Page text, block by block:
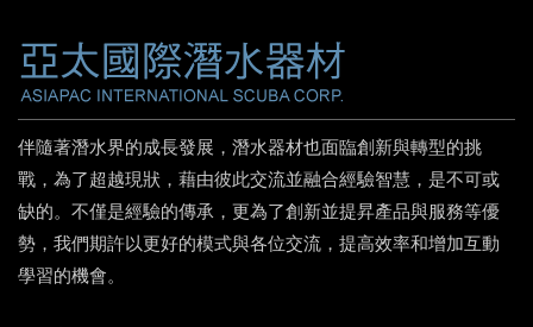
伴隨著潛水界的成長發展，潛水器材也面臨創新與轉型的挑
戰，為了超越現狀，藉由彼此交流並融合經驗智慧，是不可或
缺的。不僅是經驗的傳承，更為了創新並提昇產品與服務等優
勢，我們期許以更好的模式與各位交流，提高效率和增加互動
學習的機會。